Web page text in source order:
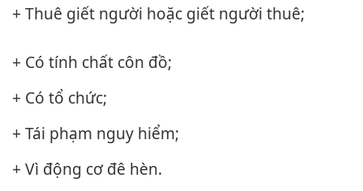
+ Thuê giết người hoặc giết người thuê;
+ Có tính chất côn đồ;
+ Có tổ chức;
+ Tái phạm nguy hiểm;
+ Vì động cơ đê hèn.